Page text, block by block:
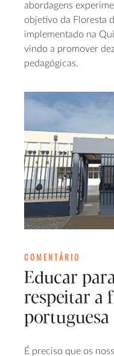
abordagens
objetivo da Floresta
implementado na
vindo a promover
pedagógicas.
COMENTÁRIO
Educar
respeitar a
portuguesa
É preciso que os